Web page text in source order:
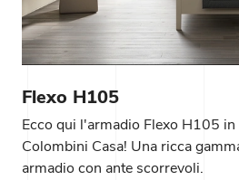
Flexo H105
Ecco qui l'armadio Flexo H105
Colombini Casa! Una ricca
armadio con ante scorrevoli.